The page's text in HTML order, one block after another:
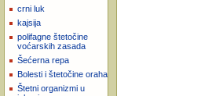
crni luk
kajsija
polifagne štetočine
voćarskih zasada
Šećerna repa
Bolesti i štetočine oraha
Štetni organizmi u